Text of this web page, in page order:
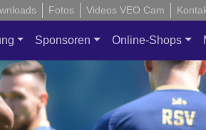
Fotos Videos VEO Cam
Sponsoren Online-Shops